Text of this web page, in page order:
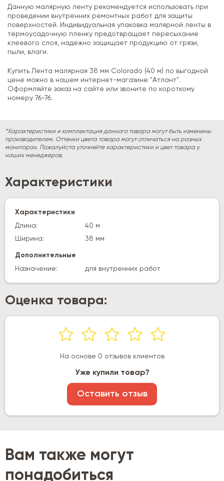
Данную малярную ленту рекомендуется использовать при
проведении внутренних ремонтных работ для защиты
поверхностей. Индивидуальная упаковка малярной ленты в
термоусадочную пленку предотвращает пересыхание
клеевого слоя, надежно защищает продукцию от грязи,
пыли, влаги.
Купить Лента малярная 38 мм Colorado (40 м) по выгодной
цене можно в нашем интернет-магазине "Атлант".
Оформляйте заказ на сайте или звоните по короткому
номеру 76-76.
*Характеристики и комплектация данного товара могут быть изменены
производителем. Оттенки цвета товара могут отличаться на разных
мониторах. Пожалуйста уточняйте характеристики и цвет товара у
наших менеджеров.
Характеристики
Характеристики
Длина:
40 м
Ширина:
38 мм
Дополнительные
Назначение:
для внутренних работ
Оценка товара:
На основе 0 отзывов клиентов
Уже купили товар?
Оставить отзыв
Вам также могут
понадобиться